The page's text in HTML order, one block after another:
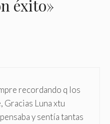
éxito»
recordando q los
Gracias Luna xtu
y sentía tantas